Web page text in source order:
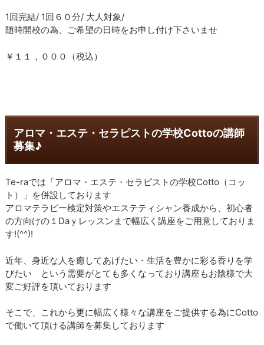
1回完結/ 1回６０分/ 大人対象/
​随時開校の為、ご希望の日時をお申し付け下さいませ
​￥１１，０００（税込）
アロマ・エステ・セラピストの学校Cottoの講師
募集♪
Te-raでは「アロマ・エステ・セラピストの学校Cotto（コッ
ト）」を併設しております
アロマテラピー検定対策やエステティシャン養成から、初心者
の方向けの１Daｙレッスンまで幅広く講座をご用意しておりま
す!(^^)!
近年、身近な人を癒してあげたい・生活を豊かに彩る香りを学
びたい という需要がとても多くなっており講座もお陰様で大
変ご好評を頂いております
そこで、これから更に幅広く様々な講座をご提供する為にCotto
で働いて頂ける講師を募集しております